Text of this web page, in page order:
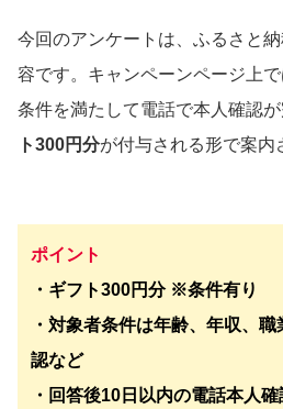
今回のアンケートは、ふるさと
容です。キャンペーンページ上で
条件を満たして電話で本人確認
ト300円分が付与される形で案内
ポイント
・ギフト300円分 ※条件有り
・対象者条件は年齢、年収、
認など
・回答後10日以内の電話本人